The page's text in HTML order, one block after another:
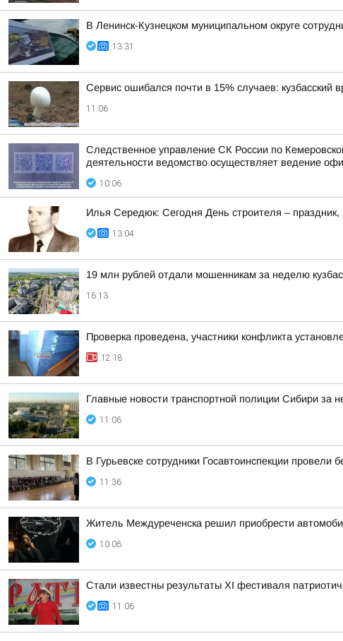
В Ленинск-Кузнецком муниципальном округе
13:31
Сервис ошибался почти в 15% случаев: кузбасский
11:06
Следственное управление СК России по
деятельности ведомство осуществляет ведение
10:06
Илья Середюк: Сегодня День строителя –
13:04
19 млн рублей отдали мошенникам за неделю
16:13
Проверка проведена, участники конфликта
12:18
Главные новости транспортной полиции Сибири за
11:06
В Гурьевске сотрудники Госавтоинспекции
11:36
Житель Междуреченска решил приобрести
10:06
Стали известны результаты XI фестиваля
11:06